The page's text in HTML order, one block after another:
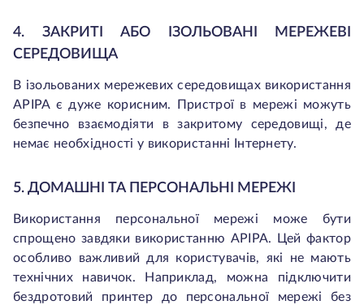
4. ЗАКРИТІ АБО ІЗОЛЬОВАНІ МЕРЕЖЕВІ
СЕРЕДОВИЩА
В ізольованих мережевих середовищах використання
APIPA є дуже корисним. Пристрої в мережі можуть
безпечно взаємодіяти в закритому середовищі, де
немає необхідності у використанні Інтернету.
5. ДОМАШНІ ТА ПЕРСОНАЛЬНІ МЕРЕЖІ
Використання персональної мережі може бути
спрощено завдяки використанню APIPA. Цей фактор
особливо важливий для користувачів, які не мають
технічних навичок. Наприклад, можна підключити
бездротовий принтер до персональної мережі без